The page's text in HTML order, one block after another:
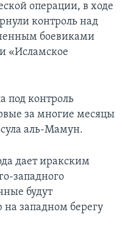
операции, в ходе
контроль над
боевиками
«Исламское
под контроль
за многие месяцы
аль-Мамун.
дает иракским
западного
будут
на западном берегу